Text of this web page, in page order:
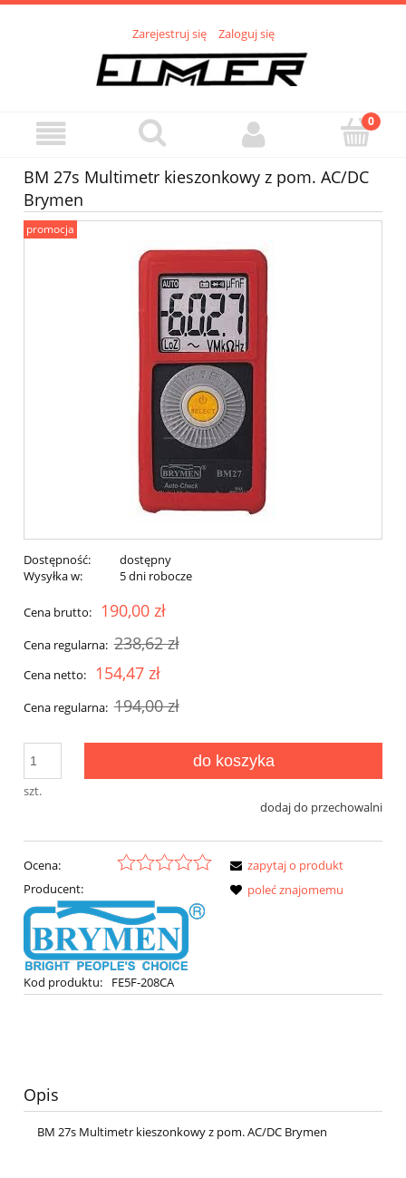
Zarejestruj się Zaloguj się
BM 27s Multimetr kieszonkowy z pom. AC/DC
Brymen
promocja
Dostępność:
dostępny
Wysyłka w:
5 dni robocze
Cena brutto: 190,00 zł
Cena regularna: 238,62 zł
Cena netto: 154,47 zł
Cena regularna: 194,00 zł
szt.
do koszyka
dodaj do przechowalni
Ocena:
Producent:
Kod produktu: FE5F-208CA
zapytaj o produkt
poleć znajomemu
Opis
BM 27s Multimetr kieszonkowy z pom. AC/DC Brymen